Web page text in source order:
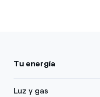
Tu energía
Luz y gas